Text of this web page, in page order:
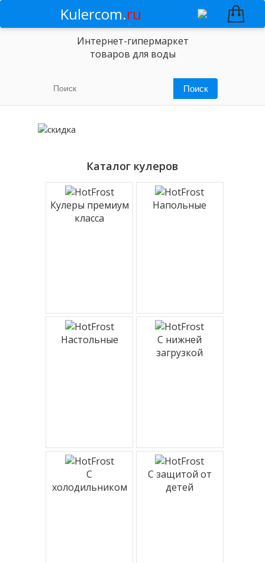
Kulercom.ru
Интернет-гипермаркет
товаров для воды
Каталог кулеров
Кулеры премиум
класса
Напольные
Настольные
С нижней
загрузкой
С
холодильником
С защитой от
детей